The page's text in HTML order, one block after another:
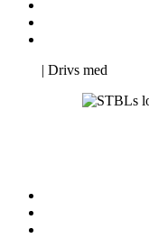
| Drivs med